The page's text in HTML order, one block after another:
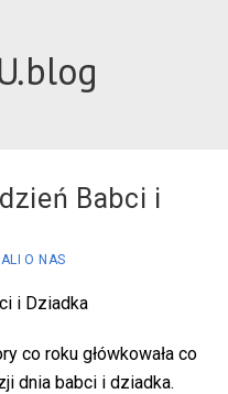
blog
Babci i
O NAS
co roku główkowała co
dnia babci i dziadka.